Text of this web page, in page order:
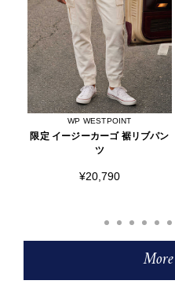
WP WESTPOINT
限定 イージーカーゴ チノパン風
裾リブパンツ
¥23,760